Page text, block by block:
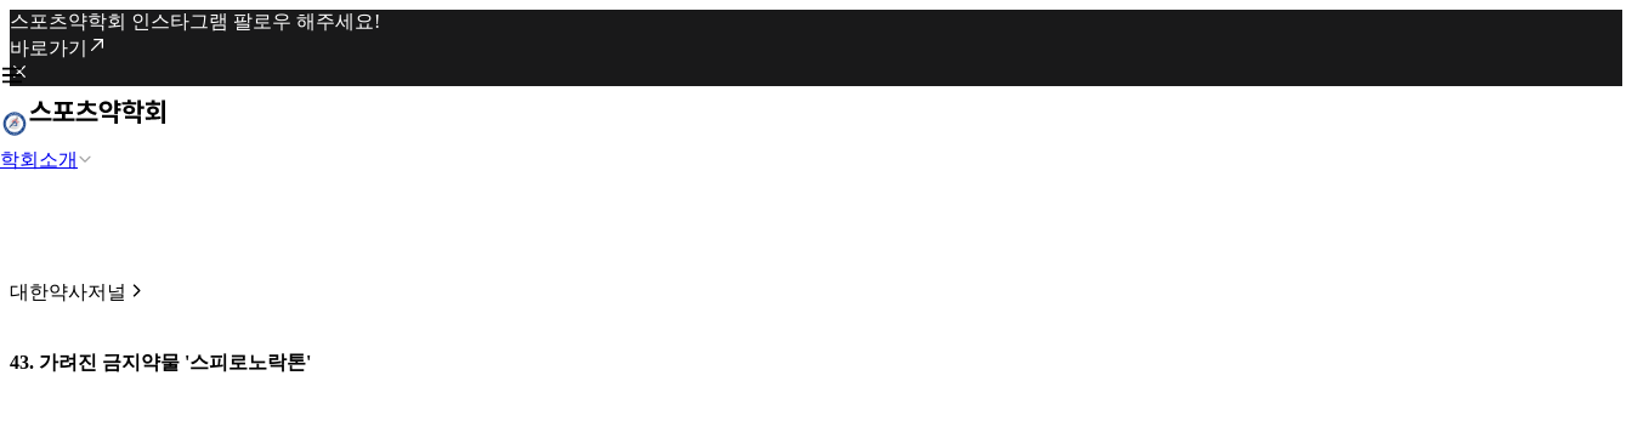
스포츠약학회 인스타그램 팔로우 해주세요!
바로가기
학회소개
대한약사저널
43. 가려진 금지약물 '스피로노락톤'